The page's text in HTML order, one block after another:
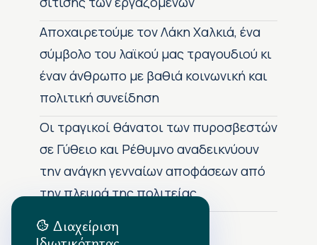
Αποχαιρετούμε τον Λάκη Χαλκιά, ένα
σύμβολο του λαϊκού μας τραγουδιού κι
έναν άνθρωπο με βαθιά κοινωνική και
πολιτική συνείδηση
Οι τραγικοί θάνατοι των πυροσβεστών
σε Γύθειο και Ρέθυμνο αναδεικνύουν
την ανάγκη γενναίων αποφάσεων από
την πλευρά της πολιτείας
Διαχείριση